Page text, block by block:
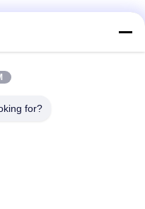
for?